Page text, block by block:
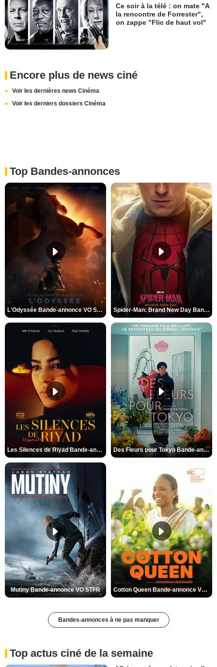
Ce soir à la télé : on mate "A
la rencontre de Forrester",
on zappe "Flic de haut vol"
Encore plus de news ciné
Voir les dernières news Cinéma
Voir les derniers dossiers Cinéma
Top Bandes-annonces
L'Odyssée Bande-annonce VO STFR Spider-Man: Brand New Day Bande-annonce VO STFR
Les Silences de Riyad Bande-annonce VO STFR Des Fleurs pour Tokyo Bande-annonce VO STFR
Mutiny Bande-annonce VO STFR Cotton Queen Bande-annonce VO STFR
Bandes-annonces à ne pas manquer
Top actus ciné de la semaine